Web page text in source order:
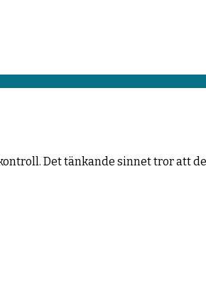
Det tänkande sinnet tror att